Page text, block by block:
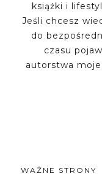
książki i
Jeśli chcesz
do
czasu
autorstwa
WAŻNE STRONY